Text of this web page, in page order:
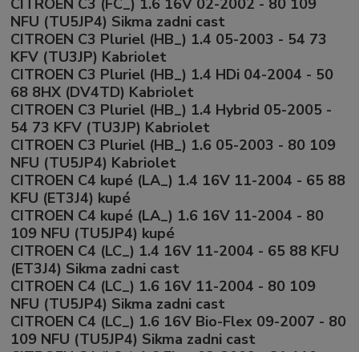
CITROEN C3 (FC_) 1.6 16V 02-2002 - 80 109
NFU (TU5JP4) Sikma zadni cast
CITROEN C3 Pluriel (HB_) 1.4 05-2003 - 54 73
KFV (TU3JP) Kabriolet
CITROEN C3 Pluriel (HB_) 1.4 HDi 04-2004 - 50
68 8HX (DV4TD) Kabriolet
CITROEN C3 Pluriel (HB_) 1.4 Hybrid 05-2005 -
54 73 KFV (TU3JP) Kabriolet
CITROEN C3 Pluriel (HB_) 1.6 05-2003 - 80 109
NFU (TU5JP4) Kabriolet
CITROEN C4 kupé (LA_) 1.4 16V 11-2004 - 65 88
KFU (ET3J4) kupé
CITROEN C4 kupé (LA_) 1.6 16V 11-2004 - 80
109 NFU (TU5JP4) kupé
CITROEN C4 (LC_) 1.4 16V 11-2004 - 65 88 KFU
(ET3J4) Sikma zadni cast
CITROEN C4 (LC_) 1.6 16V 11-2004 - 80 109
NFU (TU5JP4) Sikma zadni cast
CITROEN C4 (LC_) 1.6 16V Bio-Flex 09-2007 - 80
109 NFU (TU5JP4) Sikma zadni cast